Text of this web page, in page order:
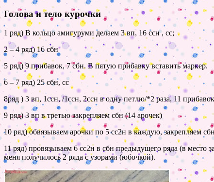
Голова и тело курочки
1 ряд) В кольцо амигуруми делаем 3 вп, 16 ссн , сс;
2 – 4 ряд) 16 сбн
5 ряд) 9 прибавок, 7 сбн. В пятую прибавку вставить маркер.
6 – 7 ряд) 25 сбн, сс
8ряд ) 3 вп, 1ссн, /1ссн, 2ссн в одну петлю/*2 раза, 11
9 ряд) 3 вп в третью закрепляем сбн (14 арочек)
10 ряд) обвязываем арочки по 5 сс2н в каждую, закрепляем
11 ряд) провязываем 6 сс2н в сбн предыдущего ряда (в место
меня получилось 2 ряда с узорами (юбочкой).